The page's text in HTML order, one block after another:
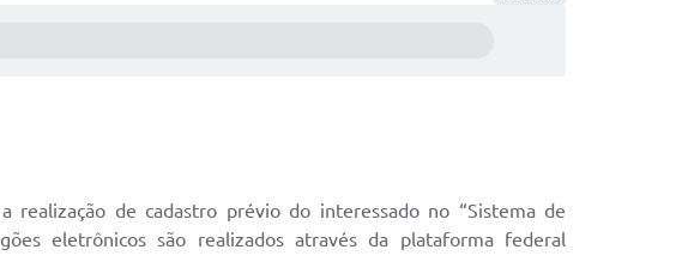
de cadastro prévio do interessado no “Sistema de
eletrônicos são realizados através da plataforma federal